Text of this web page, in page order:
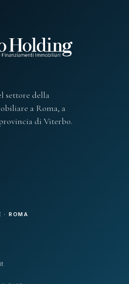
settore della
a Roma, a
di Viterbo.
· ROMA